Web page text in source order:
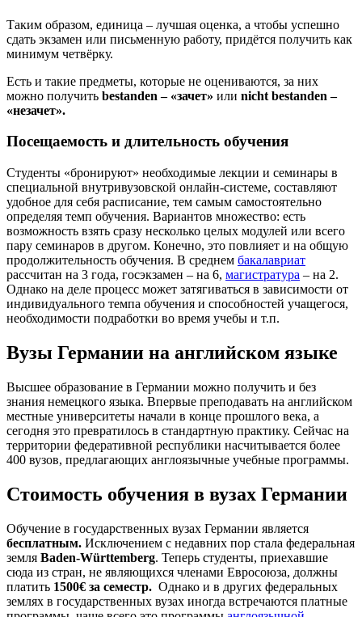
Таким образом, единица – лучшая оценка, а чтобы успешно
сдать экзамен или письменную работу, придётся получить как
минимум четвёрку.
Есть и такие предметы, которые не оцениваются, за них
можно получить bestanden – «зачет» или nicht bestanden –
«незачет».
Посещаемость и длительность обучения
Студенты «бронируют» необходимые лекции и семинары в
специальной внутривузовской онлайн-системе, составляют
удобное для себя расписание, тем самым самостоятельно
определяя темп обучения. Вариантов множество: есть
возможность взять сразу несколько целых модулей или всего
пару семинаров в другом. Конечно, это повлияет и на общую
продолжительность обучения. В среднем бакалавриат
рассчитан на 3 года, госэкзамен – на 6, магистратура – на 2.
Однако на деле процесс может затягиваться в зависимости от
индивидуального темпа обучения и способностей учащегося,
необходимости подработки во время учебы и т.п.
Вузы Германии на английском языке
Высшее образование в Германии можно получить и без
знания немецкого языка. Впервые преподавать на английском
местные университеты начали в конце прошлого века, а
сегодня это превратилось в стандартную практику. Сейчас на
территории федеративной республики насчитывается более
400 вузов, предлагающих англоязычные учебные программы.
Стоимость обучения в вузах Германии
Обучение в государственных вузах Германии является
бесплатным. Исключением с недавних пор стала федеральная
земля Baden-Württemberg. Теперь студенты, приехавшие
сюда из стран, не являющихся членами Евросоюза, должны
платить 1500€ за семестр. Однако и в других федеральных
землях в государственных вузах иногда встречаются платные